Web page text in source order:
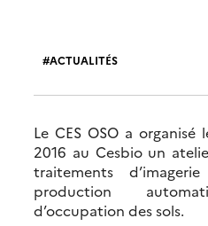
ACTUALITÉS
Le CES OSO a
2016 au Cesbio un
traitements
production
d’occupation des sols.